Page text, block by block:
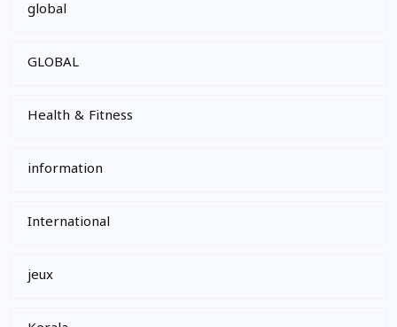
global
GLOBAL
Health & Fitness
information
International
jeux